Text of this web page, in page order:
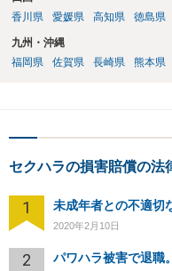
香川県
愛媛県 高知県 徳島県
九州・沖縄
福岡県
佐賀県 長崎県 熊本県
セクハラの損害賠償の法
1 未成年者との不適切
2020年2月10日
2